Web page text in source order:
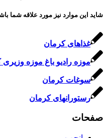
شاید این موارد نیز مورد علاقه شما
غذاهای کرمان
موزه رادیو باغ موزه
سوغات کرمان
رستورانهای کرمان
صفحات